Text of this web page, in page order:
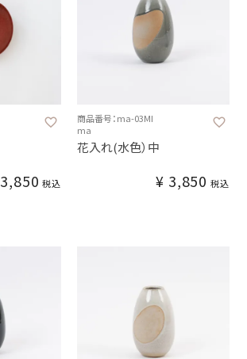
3,850 税込
商品番号：ma-03MI
ma
花入れ(水色）中
¥ 3,850 税込